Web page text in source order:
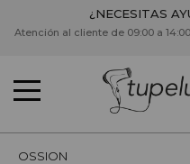
¿NECESITAS
Atención al cliente de 09:00 a
OSSION